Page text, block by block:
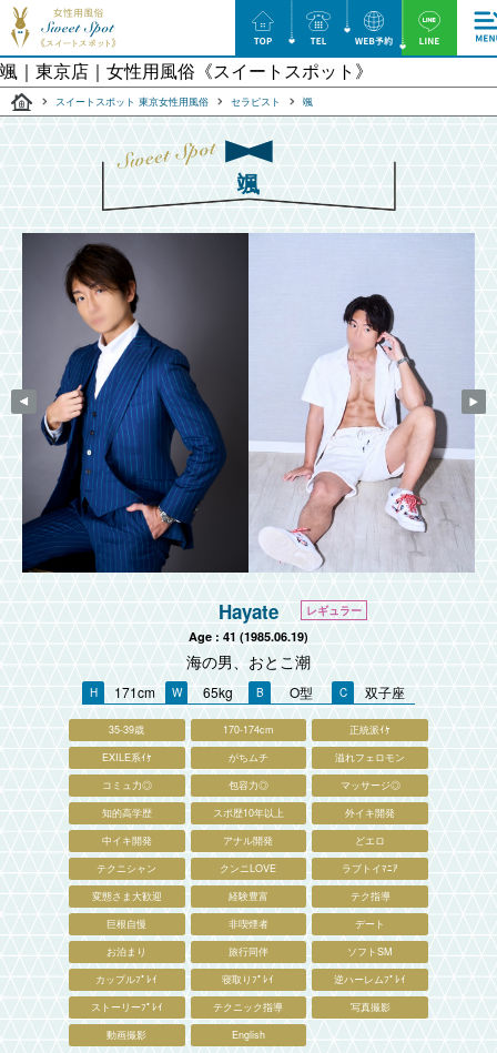
颯｜東京店｜⼥性⽤⾵俗《スイートスポット》
スイートスポット 東京女性用風俗 セラピスト 颯
颯
Hayate
Age : 41 (1985.06.19)
海の男、おとこ潮
171cm 65kg O型 双子座
35-39歳 170-174cm
正統派ｲｹ
EXILE系ｲｹ
がちムチ
溢れフェロモン
コミュ力◎
包容力◎
マッサージ◎
知的高学歴
スポ歴10年以上
外イキ開発
中イキ開発
アナル開発
どエロ
テクニシャン
クンニLOVE
ラブトイﾏﾆｱ
変態さま大歓迎
経験豊富
テク指導
巨根自慢
非喫煙者
デート
お泊まり
旅行同伴
ソフトSM
カップルﾌﾟﾚｲ
寝取りﾌﾟﾚｲ
逆ハーレムﾌﾟﾚｲ
ストーリーﾌﾟﾚｲ
テクニック指導
写真撮影
動画撮影
English